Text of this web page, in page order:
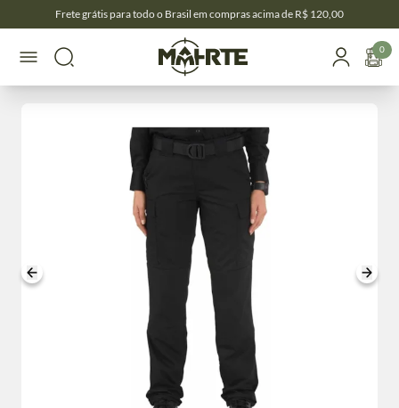
Frete grátis para todo o Brasil em compras acima de R$ 120,00
0